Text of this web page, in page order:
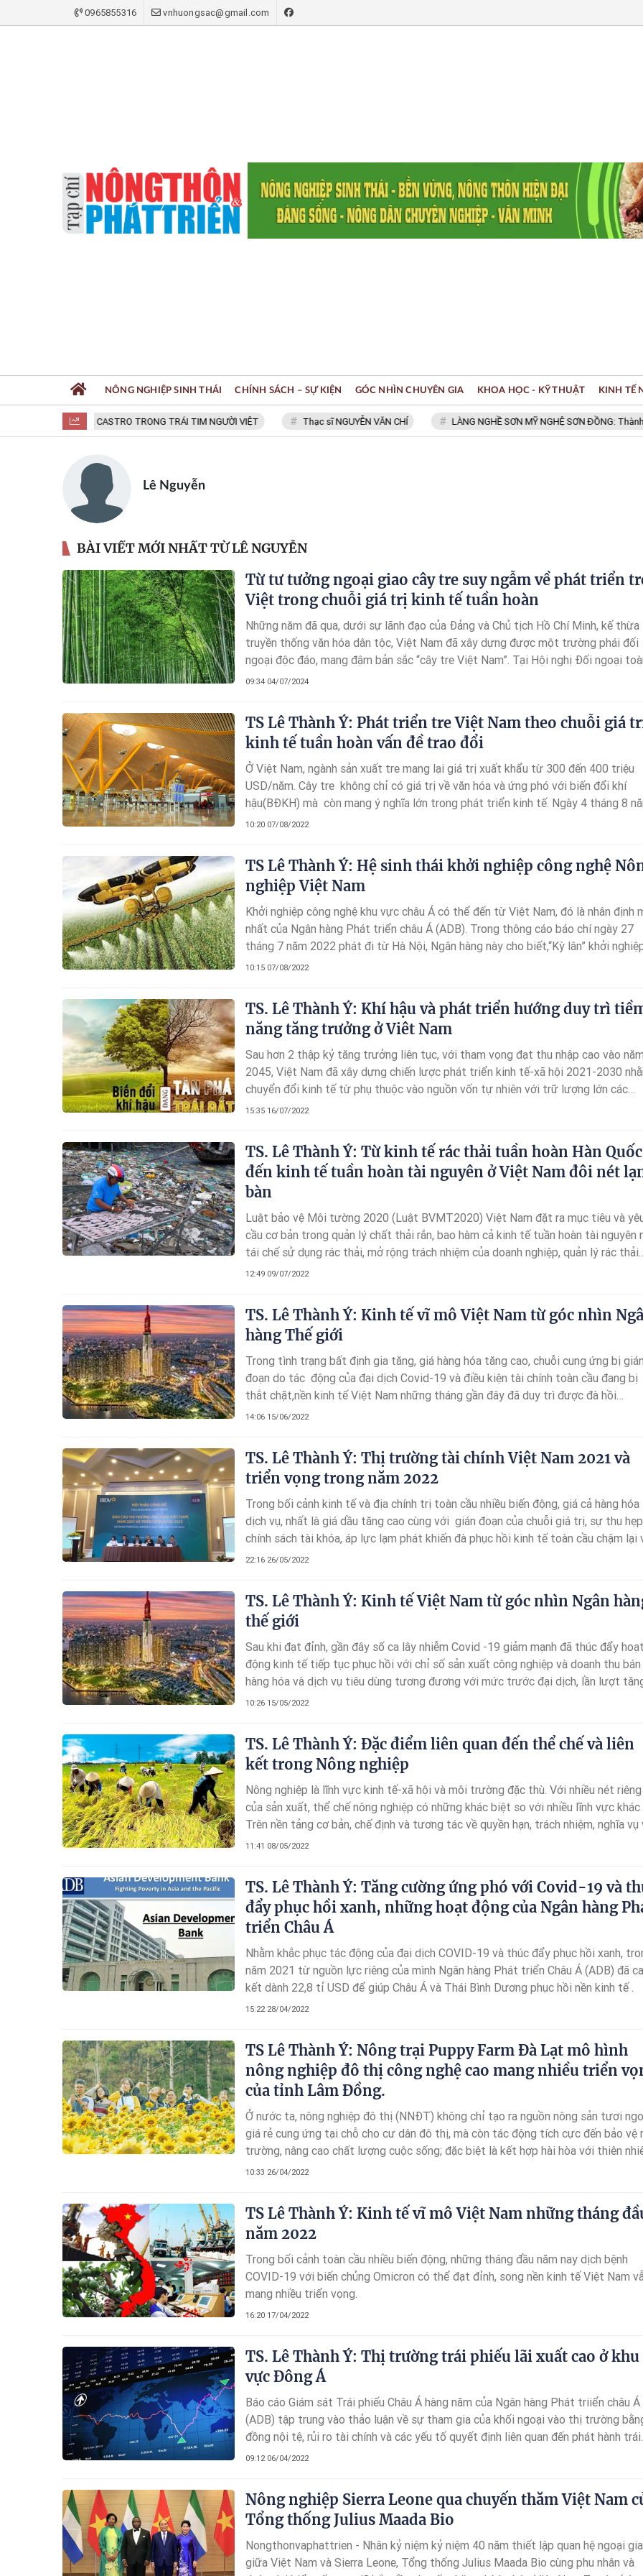
0965855316 vnhuongsac@gmail.com
FIDEL CASTRO TRONG TRÁI TIM NGƯỜI VIỆT Thạc sĩ NGUYỄN VĂN CHÍ LÀNG NGHỀ SƠN MỸ NGHỆ SƠN ĐỒNG: Thành
NÔNG NGHIỆP SINH THÁI CHÍNH SÁCH – SỰ KIỆN GÓC NHÌN CHUYÊN GIA KHOA HỌC - KỸ THUẬT KINH TẾ
Lê Nguyễn
BÀI VIẾT MỚI NHẤT TỪ LÊ NGUYỄN
Từ tư tưởng ngoại giao cây tre suy ngẫm về phát triển
Việt trong chuỗi giá trị kinh tế tuần hoàn
Những năm đã qua, dưới sự lãnh đạo của Đảng và Chủ tịch Hồ Chí Minh, kế thừa
truyền thống văn hóa dân tộc, Việt Nam đã xây dựng được một trường phái đối
ngoại độc đáo, mang đậm bản sắc “cây tre Việt Nam”. Tại Hội nghị Đối ngoại
quốc năm 2021, Tổng Bí thư Nguyễn Phú Trọng đã ví ngoại giao Việt Nam là
09:34 04/07/2024
TS Lê Thành Ý: Phát triển tre Việt Nam theo chuỗi giá
kinh tế tuần hoàn vấn đề trao đổi
Ở Việt Nam, ngành sản xuất tre mang lại giá trị xuất khẩu từ 300 đến 400 triệu
USD/năm. Cây tre không chỉ có giá trị về văn hóa và ứng phó với biến đổi khí
hậu(BĐKH) mà còn mang ý nghĩa lớn trong phát triển kinh tế. Ngày 4 tháng 8
2022 tại Hà Nội,Bộ Nông nghiệp và Phát triển nông thôn(Bộ NN&PTNT) đã phối
" Phát triển ngành Tre Việt nam theo chuỗi giá trị hàng hoá và định hướng mô
kinh tế tuần hoàn”
10:20 07/08/2022
TS Lê Thành Ý: Hệ sinh thái khởi nghiệp công nghệ
nghiệp Việt Nam
Khởi nghiệp công nghệ khu vực châu Á có thể đến từ Việt Nam, đó là nhân định
nhất của Ngân hàng Phát triển châu Á (ADB). Trong thông cáo báo chí ngày 27
tháng 7 năm 2022 phát đi từ Hà Nội, Ngân hàng này cho biết,“Kỳ lân” khởi
trong công nghệ tiếp theo của châu Á và Thái Bình Dương có thể đến từ Việt
nghiệp này đang được tiến hành thuận lợi.
10:15 07/08/2022
TS. Lê Thành Ý: Khí hậu và phát triển hướng duy trì
năng tăng trưởng ở Viêt Nam
Sau hơn 2 thập kỷ tăng trưởng liên tục, với tham vọng đạt thu nhập cao vào năm
2045, Việt Nam đã xây dựng chiến lược phát triển kinh tế-xã hội 2021-2030
chuyển đổi kinh tế từ phụ thuộc vào nguồn vốn tự nhiên với trữ lượng lớn các
nguồn tài nguyên nông nghiệp, rừng và khoáng sản sang thúc đẩy quá trình xanh
15:35 16/07/2022
TS. Lê Thành Ý: Từ kinh tế rác thải tuần hoàn Hàn Quốc
đến kinh tế tuần hoàn tài nguyên ở Việt Nam đôi nét
bàn
Luật bảo vệ Môi tường 2020 (Luật BVMT2020) Việt Nam đặt ra mục tiêu và
cầu cơ bản trong quản lý chất thải rắn, bao hàm cả kinh tế tuần hoàn tài nguyên
tái chế sử dụng rác thải, mở rộng trách nhiệm của doanh nghiệp, quản lý rác thải
tích hợp và đa dạng hóa nhằm sớm thoát khỏi phương thức xử lý rác thải truyền
buộc phải phân loại theo quy định và thực hiện từ ngày 31 tháng 12 năm 2024.
12:49 09/07/2022
TS. Lê Thành Ý: Kinh tế vĩ mô Việt Nam từ góc nhìn
hàng Thế giới
Trong tình trạng bất định gia tăng, giá hàng hóa tăng cao, chuỗi cung ứng bị gián
đoạn do tác động của đại dịch Covid-19 và điều kiện tài chính toàn cầu đang bị
thắt chặt,nền kinh tế Việt Nam những tháng gần đây đã duy trì được đà hồi
phụctích cực. Sản xuất công nghiệp tiếp tục tăng trưởng vững chắc với tốc độ
năm trước cho thấy sự phục hồi mạnh mẽ của kinh tế cả nước.
14:06 15/06/2022
TS. Lê Thành Ý: Thị trường tài chính Việt Nam 2021 và
triển vọng trong năm 2022
Trong bối cảnh kinh tế và địa chính trị toàn cầu nhiều biến động, giá cả hàng hóa
dịch vụ, nhất là giá dầu tăng cao cùng với gián đoạn của chuỗi giá trị, sự thu hẹp
chính sách tài khóa, áp lực lạm phát khiến đà phục hồi kinh tế toàn cầu chậm lại
rủi ro tài chính-tiền tệ gia tăng; ngày 25 tháng 5 năm 2022, tại Hà Nội, Ngân hàng
Phát triển Châu Á (ADB) đồng tổ chức Hội thảo công bố Báo cáo “Thị trường tài
chính Việt Nam 2021 và triển vọng 2022”.
22:16 26/05/2022
TS. Lê Thành Ý: Kinh tế Việt Nam từ góc nhìn Ngân
thế giới
Sau khi đạt đỉnh, gần đây số ca lây nhiễm Covid -19 giảm mạnh đã thúc đẩy hoạt
động kinh tế tiếp tục phục hồi với chỉ số sản xuất công nghiệp và doanh thu bán
hàng hóa và dịch vụ tiêu dùng tương đương với mức trước đại dịch, lần lượt
9,4% và 12,1% ,đã mở ra nhiều triển vọng phát triển mới.
10:26 15/05/2022
TS. Lê Thành Ý: Đặc điểm liên quan đến thể chế và liên
kết trong Nông nghiệp
Nông nghiệp là lĩnh vực kinh tế-xã hội và môi trường đặc thù. Với nhiều nét riêng
của sản xuất, thể chế nông nghiệp có những khác biệt so với nhiều lĩnh vực khác
Trên nền tảng cơ bản, chế định và tương tác về quyền hạn, trách nhiệm, nghĩa vụ
lợi ích của các đơn vị kinh tế, giữa các hộ nông dân và những chủ thể khác nhau
11:41 08/05/2022
TS. Lê Thành Ý: Tăng cường ứng phó với Covid-19 và
đẩy phục hồi xanh, những hoạt động của Ngân hàng
triển Châu Á
Nhằm khắc phục tác động của đại dịch COVID-19 và thúc đẩy phục hồi xanh,
năm 2021 từ nguồn lực riêng của mình Ngân hàng Phát triển Châu Á (ADB) đã
kết dành 22,8 tỉ USD để giúp Châu Á và Thái Bình Dương phục hồi nền kinh tế .
15:22 28/04/2022
TS Lê Thành Ý: Nông trại Puppy Farm Đà Lạt mô hình
nông nghiệp đô thị công nghệ cao mang nhiều triển
của tỉnh Lâm Đồng.
Ở nước ta, nông nghiệp đô thị (NNĐT) không chỉ tạo ra nguồn nông sản tươi
giá rẻ cung ứng tại chỗ cho cư dân đô thị, mà còn tác động tích cực đến bảo vệ
trường, nâng cao chất lượng cuộc sống; đặc biệt là kết hợp hài hòa với thiên
để nâng cao giá trị kinh tế và cuộc sống tinh thần của cư dân đô thị.
10:33 26/04/2022
TS Lê Thành Ý: Kinh tế vĩ mô Việt Nam những tháng
năm 2022
Trong bối cảnh toàn cầu nhiều biến động, những tháng đầu năm nay dịch bệnh
COVID-19 với biến chủng Omicron có thể đạt đỉnh, song nền kinh tế Việt Nam
mang nhiều triển vọng.
16:20 17/04/2022
TS. Lê Thành Ý: Thị trường trái phiếu lãi xuất cao ở khu
vực Đông Á
Báo cáo Giám sát Trái phiếu Châu Á hàng năm của Ngân hàng Phát triiển châu Á
(ADB) tập trung vào thảo luận về sự tham gia của khối ngoại vào thị trường
đồng nội tệ, rủi ro tài chính và các yếu tố quyết định liên quan đến phát hành trái
phiếu quốc tế ở các thị trường mới nổi. Ấn bản năm nay còn trình bày kết quả
09:12 06/04/2022
Nông nghiệp Sierra Leone qua chuyến thăm Việt Nam
Tổng thống Julius Maada Bio
Nongthonvaphattrien - Nhân kỷ niệm kỷ niệm 40 năm thiết lập quan hệ ngoại
giữa Việt Nam và Sierra Leone, Tổng thống Julius Maada Bio cùng phu nhân và